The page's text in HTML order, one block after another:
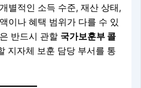
별적인 소득 수준, 재산 상태,
이나 혜택 범위가 다를 수 있
반드시 관할 국가보훈부 콜
지자체 보훈 담당 부서를 통